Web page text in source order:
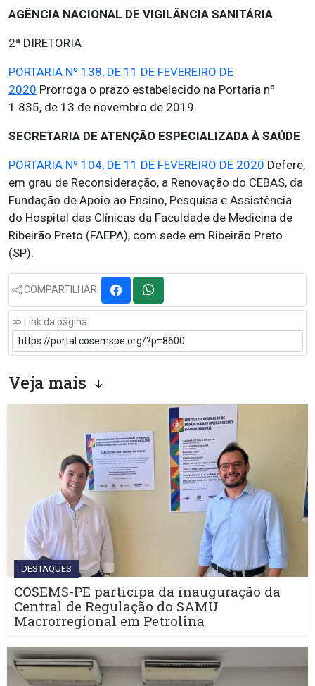
AGÊNCIA NACIONAL DE VIGILÂNCIA SANITÁRIA
2ª DIRETORIA
PORTARIA Nº 138, DE 11 DE FEVEREIRO DE
2020 Prorroga o prazo estabelecido na Portaria nº
1.835, de 13 de novembro de 2019.
SECRETARIA DE ATENÇÃO ESPECIALIZADA À SAÚDE
PORTARIA Nº 104, DE 11 DE FEVEREIRO DE 2020 Defere,
em grau de Reconsideração, a Renovação do CEBAS, da
Fundação de Apoio ao Ensino, Pesquisa e Assistência
do Hospital das Clínicas da Faculdade de Medicina de
Ribeirão Preto (FAEPA), com sede em Ribeirão Preto
(SP).
COMPARTILHAR:
Link da página:
Veja mais
DESTAQUES
COSEMS-PE participa da inauguração da
Central de Regulação do SAMU
Macrorregional em Petrolina